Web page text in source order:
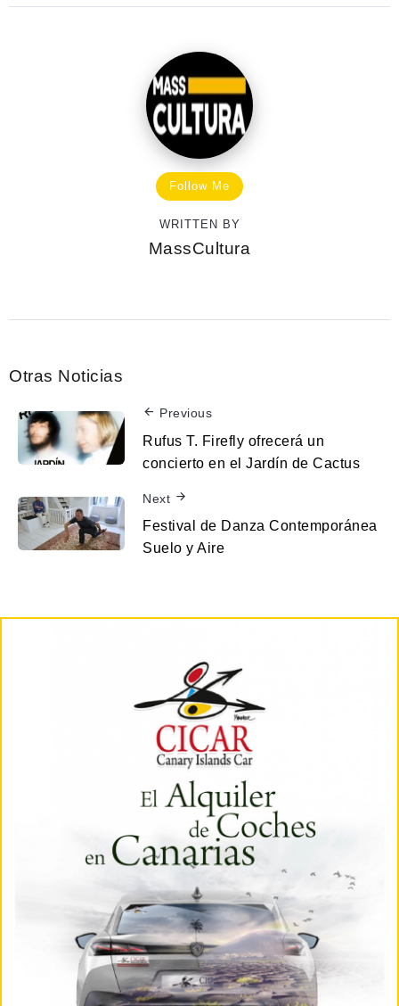
Follow Me
WRITTEN BY
MassCultura
Otras Noticias
Previous
Rufus T. Firefly ofrecerá un
concierto en el Jardín de Cactus
Next
Festival de Danza Contemporánea
Suelo y Aire